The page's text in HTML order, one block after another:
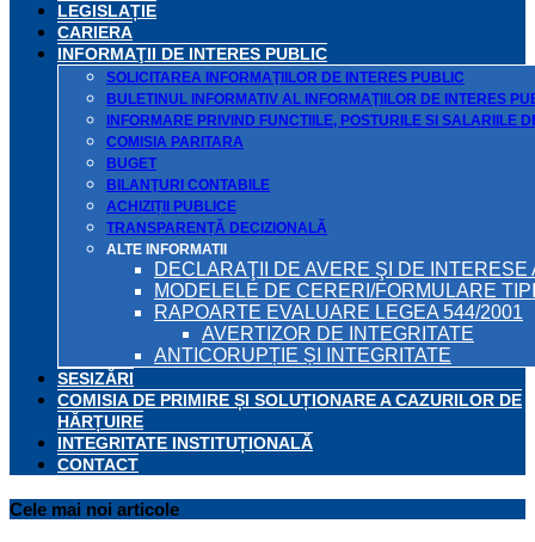
LEGISLAȚIE
CARIERA
INFORMAŢII DE INTERES PUBLIC
SOLICITAREA INFORMAŢIILOR DE INTERES PUBLIC
BULETINUL INFORMATIV AL INFORMAŢIILOR DE INTERES
INFORMARE PRIVIND FUNCTIILE, POSTURILE SI
COMISIA PARITARA
BUGET
BILANŢURI CONTABILE
ACHIZIȚII PUBLICE
TRANSPARENȚĂ DECIZIONALĂ
ALTE INFORMATII
DECLARAŢII DE AVERE ŞI DE
MODELELE DE CERERI/FORMULARE
RAPOARTE EVALUARE LEGEA 544/2001
AVERTIZOR DE INTEGRITATE
ANTICORUPȚIE ȘI INTEGRITATE
SESIZĂRI
COMISIA DE PRIMIRE ȘI SOLUȚIONARE A CAZURILOR DE
HĂRȚUIRE
INTEGRITATE INSTITUȚIONALĂ
CONTACT
Cele mai noi articole